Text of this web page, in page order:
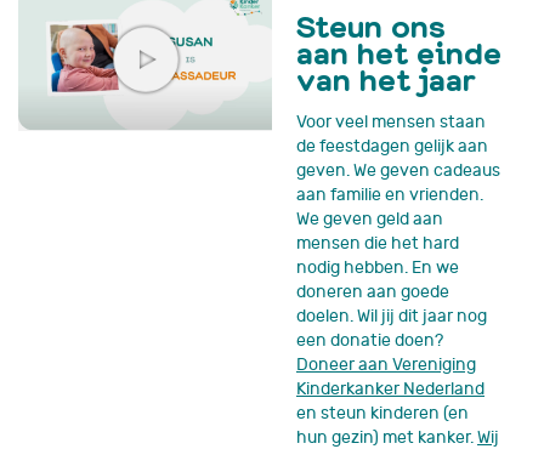
Steun ons
aan het einde
van het jaar
Voor veel mensen staan
de feestdagen gelijk aan
geven. We geven cadeaus
aan familie en vrienden.
We geven geld aan
mensen die het hard
nodig hebben. En we
doneren aan goede
doelen. Wil jij dit jaar nog
een donatie doen?
Doneer aan Vereniging
Kinderkanker Nederland
en steun kinderen (en
hun gezin) met kanker.Wij